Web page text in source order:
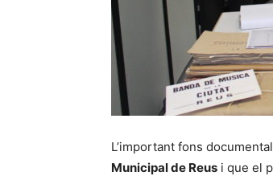
L’important fons
Municipal de Reus i que el